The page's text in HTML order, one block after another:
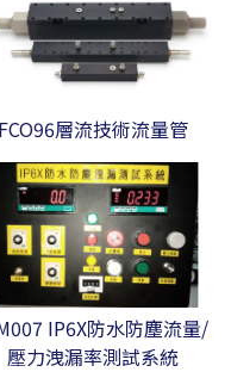
FCO96層流技術流量管
IP6X防水防塵流量/
壓力洩漏率測試系統